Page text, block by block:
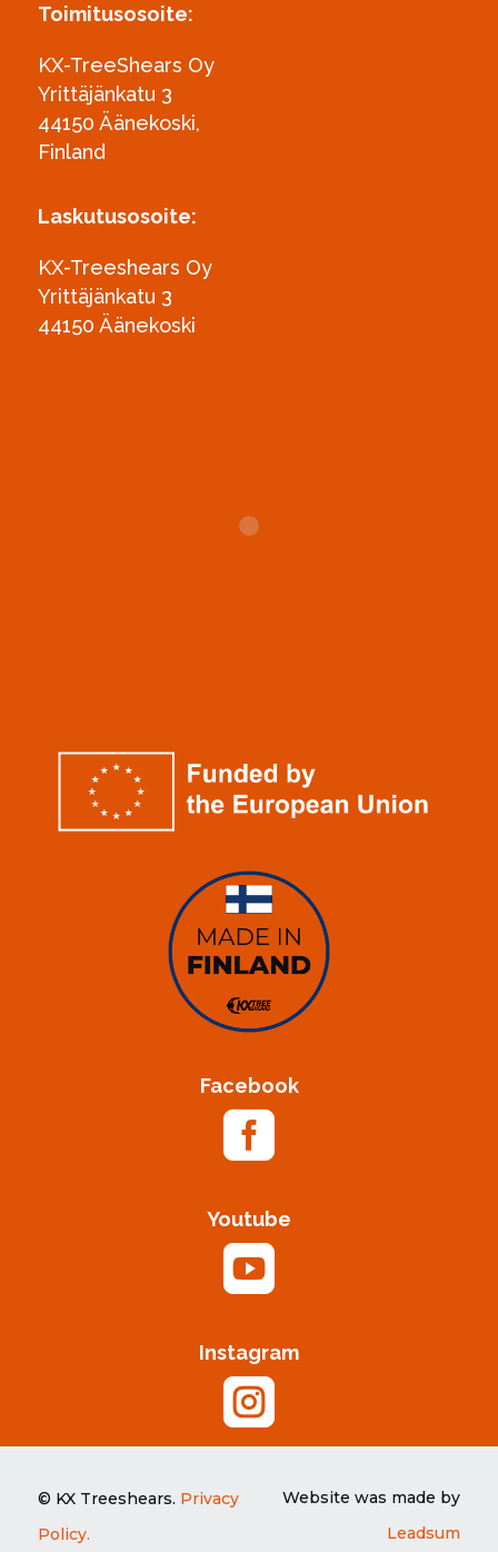
Toimitusosoite:
KX-TreeShears Oy
Yrittäjänkatu 3
44150 Äänekoski,
Finland
Laskutusosoite:
KX-Treeshears Oy
Yrittäjänkatu 3
44150 Äänekoski
Facebook

Youtube

Instagram

© KX Treeshears. Privacy
Policy.
Website was made by
Leadsum